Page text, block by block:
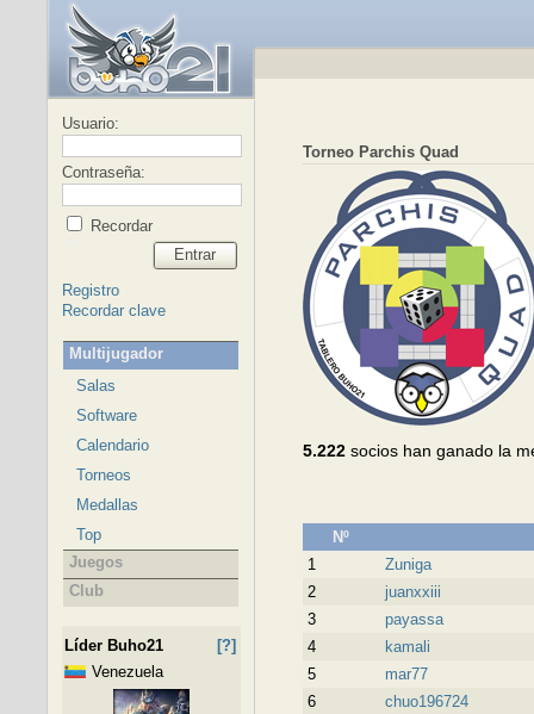
Usuario:
Contraseña:
Recordar
Entrar
Registro
Recordar clave
Multijugador
Salas
Software
Calendario
Torneos
Medallas
Top
Juegos
Club
Líder Buho21
[?]
Venezuela
Torneo Parchis Quad
5.222socios han ganado la
Nº
1
Zuniga
2
juanxxiii
3
payassa
4
kamali
5
mar77
6
chuo196724